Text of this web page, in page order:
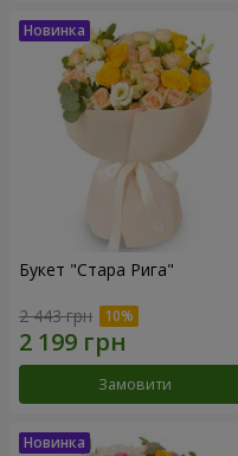
Букет "Стара Рига"
2 443 грн
Замовити